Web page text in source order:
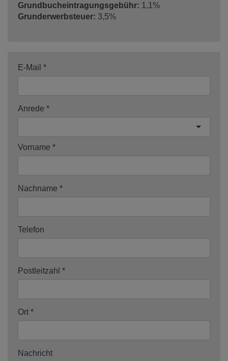
Grundbucheintragungsgebühr: 1,1%
Grunderwerbsteuer: 3,5%
E-Mail
Anrede
Vorname
Nachname
Telefon
Postleitzahl
Ort
Nachricht